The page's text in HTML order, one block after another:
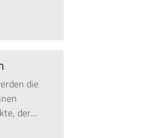
die
der…